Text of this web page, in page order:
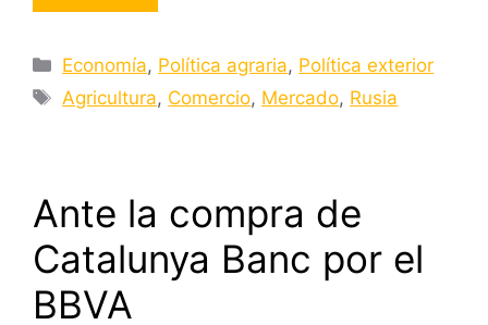
Categorías
Economía, Política agraria, Política exterior
Etiquetas
Agricultura, Comercio, Mercado, Rusia
Ante la compra de
Catalunya Banc por el
BBVA